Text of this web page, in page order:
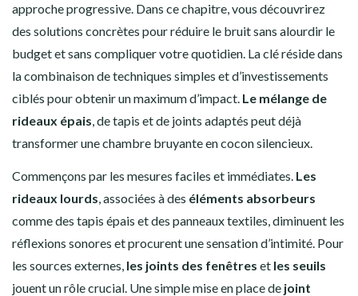
approche progressive. Dans ce chapitre, vous découvrirez
des solutions concrètes pour réduire le bruit sans alourdir le
budget et sans compliquer votre quotidien. La clé réside dans
la combinaison de techniques simples et d’investissements
ciblés pour obtenir un maximum d’impact. Le mélange de
rideaux épais, de tapis et de joints adaptés peut déjà
transformer une chambre bruyante en cocon silencieux.
Commençons par les mesures faciles et immédiates. Les
rideaux lourds, associées à des éléments absorbeurs
comme des tapis épais et des panneaux textiles, diminuent les
réflexions sonores et procurent une sensation d’intimité. Pour
les sources externes, les joints des fenêtres et les seuils
jouent un rôle crucial. Une simple mise en place de joint